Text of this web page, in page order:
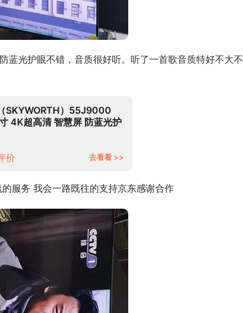
蓝光护眼不错，音质很好听。听了一首歌音质特好不大
SKYWORTH）55J9000
4K超高清 智慧屏 防蓝光护
价
去看看 >>
服务 我会一路既往的支持京东感谢合作